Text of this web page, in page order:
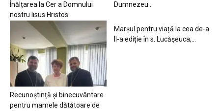
Înălțarea la Cer a Domnului
nostru Iisus Hristos
Dumnezeu…
Recunoștință și binecuvântare
pentru mamele dătătoare de
Marșul pentru viață la cea de-a
II-a ediție în s. Lucășeuca,...